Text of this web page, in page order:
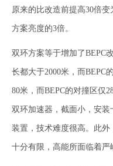
原来的比改造前提高30倍
方案亮度的3倍。
双环方案等于增加了BEPC
长都大于2000米，而BEPC
80米，而BEPC的对撞区仅
双环加速器，截面小，安
装置，技术难度很高。此外
十分有限，高能所面临着严